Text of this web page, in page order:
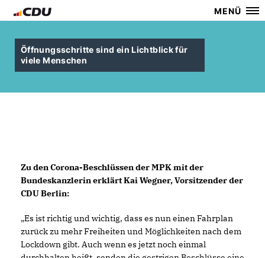
MENÜ
Öffnungsschritte sind ein Lichtblick für
viele Menschen
Zu den Corona-Beschlüssen der MPK mit der
Bundeskanzlerin erklärt Kai Wegner, Vorsitzender der
CDU Berlin:
Es ist richtig und wichtig, dass es nun einen Fahrplan
zurück zu mehr Freiheiten und Möglichkeiten nach dem
Lockdown gibt. Auch wenn es jetzt noch einmal